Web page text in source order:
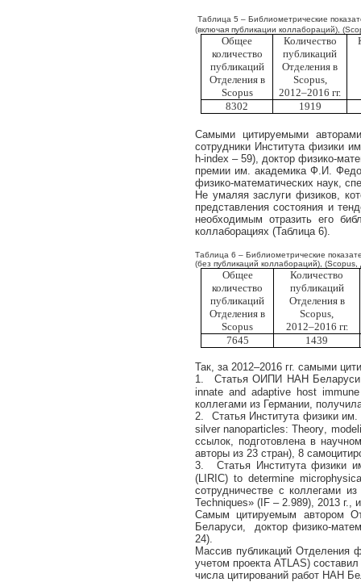
Таблица 5 – Библиометрические
(включая публикации коллабораций), (
Общее
количество
публикаций
Отделения в
Scopus
Количество
публикаций
Отделения в
Scopus,
2012–2016 гг.
8302 1919
Самыми цитируемыми
сотрудники Института физики
h-index – 59), доктор физико-
премии им. академика Ф.И.
физико-математических наук,
Не умаляя заслуги физиков,
представления состояния и
необходимым отразить его
коллаборациях (Таблица 6).
Таблица 6 – Библиометрические
(без публикаций коллабораций), (Scopus
Общее
количество
публикаций
Отделения в
Scopus
Количество
публикаций
Отделения в
Scopus,
2012–2016 гг.
7645
1439
Так, за 2012–2016 гг. самыми
1.
Статья ОИПИ НАН
innate and adaptive host immune
коллегами из Германии,
2.
Статья Института физики
silver nanoparticles:Theory,
ссылок, подготовлена в
авторы из 23 стран), 8
3.
Статья Института физики
(LIRIC)to determine
сотрудничестве с коллегами
Techniques» ( IF – 2.989), 2013 г.,
Самым цитируемым автором
Беларуси, доктор физико-
24).
Массив публикаций Отделения
учетом проектаATLAS)
числа цитирований работ НАН